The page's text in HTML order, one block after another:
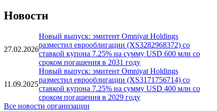
Новости
27.02.2026
Новый выпуск: эмитент Omniyat Holdings
разместил еврооблигации (XS3282968372) со
ставкой купона 7.25% на сумму USD 600 млн со
сроком погашения в 2031 году
11.09.2025
Новый выпуск: эмитент Omniyat Holdings
разместил еврооблигации (XS3171756714) со
ставкой купона 7.25% на сумму USD 400 млн со
сроком погашения в 2029 году
Все новости организации